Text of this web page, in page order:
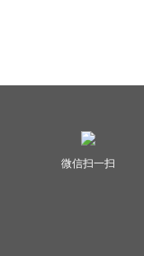
微信扫一扫